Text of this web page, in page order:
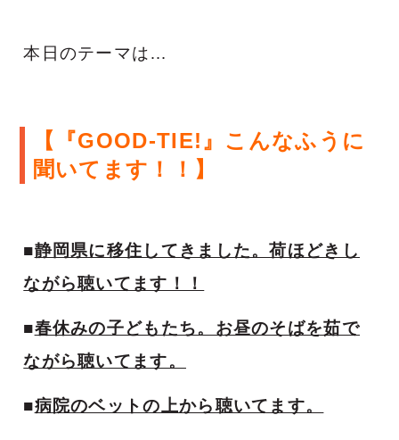
本日のテーマは…
【『GOOD-TIE!』こんなふうに
聞いてます！！ 】
■静岡県に移住してきました。荷ほどきし
ながら聴いてます！！
■春休みの子どもたち。お昼のそばを茹で
ながら聴いてます。
■病院のベットの上から聴いてます。